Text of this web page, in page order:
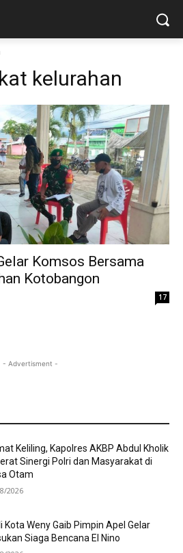
kelurahan
Komsos Bersama
Kotobangon
17
- Advertisment -
Keliling, Kapolres AKBP Abdul Kholik
Sinergi Polri dan Masyarakat di
Otam
2026
Kota Weny Gaib Pimpin Apel Gelar
Siaga Bencana El Nino